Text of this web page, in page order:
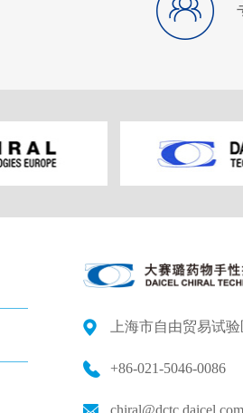
上海市自由贸易试
+86-021-5046-0086
chiral@dctc.daicel.com